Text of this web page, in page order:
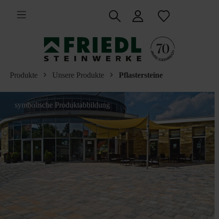
springen
Produkte Unsere Produkte Pflastersteine
symbolische Produktabbildung